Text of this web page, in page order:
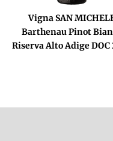
Vigna SAN
Barthenau Pinot
Riserva Alto Adige DOC